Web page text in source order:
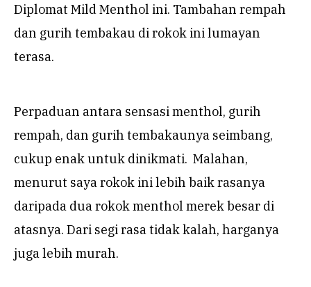
Diplomat Mild Menthol ini. Tambahan rempah
dan gurih tembakau di rokok ini lumayan
terasa.
Perpaduan antara sensasi menthol, gurih
rempah, dan gurih tembakaunya seimbang,
cukup enak untuk dinikmati. Malahan,
menurut saya rokok ini lebih baik rasanya
daripada dua rokok menthol merek besar di
atasnya. Dari segi rasa tidak kalah, harganya
juga lebih murah.